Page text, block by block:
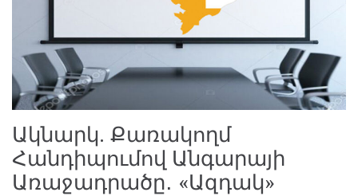
Ակնարկ. Քառակողմ
Հանդիպումով Անգարայի
Առաջադրածը․ «Ազդակ»